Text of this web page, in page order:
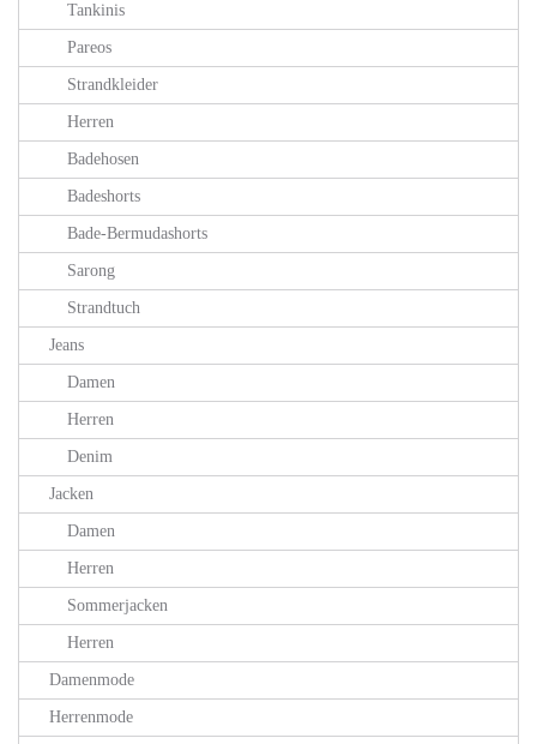
Tankinis
Pareos
Strandkleider
Herren
Badehosen
Badeshorts
Bade-Bermudashorts
Sarong
Strandtuch
Jeans
Damen
Herren
Denim
Jacken
Damen
Herren
Sommerjacken
Herren
Damenmode
Herrenmode